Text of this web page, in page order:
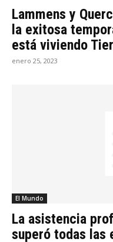
Lammens y
la exitosa
está viviendo
enero 25, 2023
El Mundo
La asistencia
superó todas las